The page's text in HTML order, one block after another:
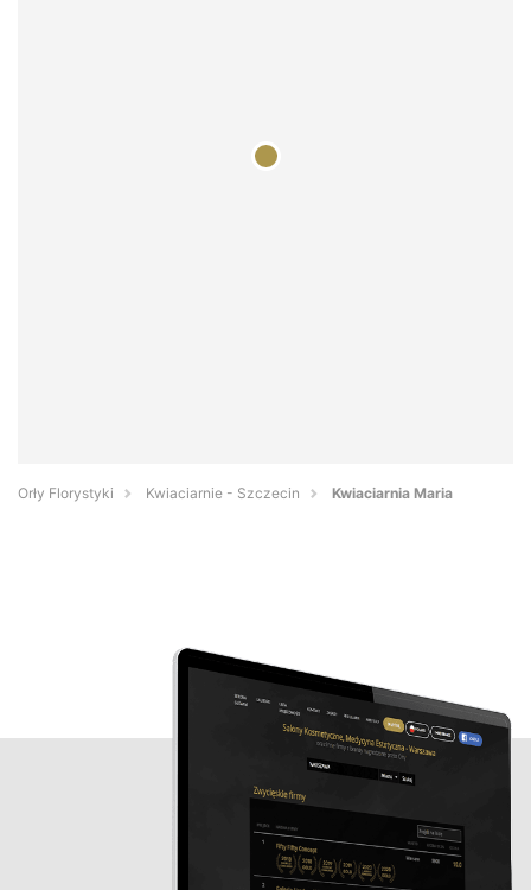
Orły Florystyki Kwiaciarnie - Szczecin Kwiaciarnia Maria